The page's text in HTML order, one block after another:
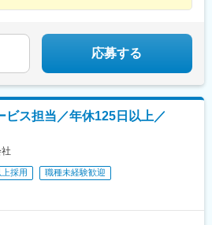
)、金手駅、荒町駅(富山県)、市役所前駅(長
ろう四日市駅、心斎橋駅、五条駅(京都市
駅、上栄町駅、立町駅、高松築港駅、櫛田
、島ノ関駅、紙屋町西駅、高松駅(香川県)、
、西鉄福岡駅、高見橋駅、辛島町駅、長崎
応募する
ビス担当／年休125日以上／
採用
職種未経験歓迎